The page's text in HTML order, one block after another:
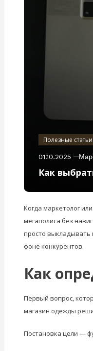
Полезные статьи
01.10.2025
Как
Когда маркетолог
мегаполиса без
просто выкладывать
фоне конкурентов.
Как
Первый вопрос,
магазин одежды
Постановка цели —